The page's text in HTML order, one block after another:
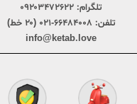
تلگرام: ۰۹۲۰۳۴۷۲۶۲۲
تلفن: ۶۶۴۸۴۰۰۸-۰۲۱ (۲۰ خط)
info@ketab.love